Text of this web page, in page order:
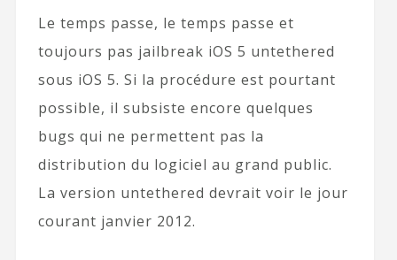
Le temps passe, le temps passe et
toujours pas jailbreak iOS 5 untethered
sous iOS 5. Si la procédure est pourtant
possible, il subsiste encore quelques
bugs qui ne permettent pas la
distribution du logiciel au grand public.
La version untethered devrait voir le jour
courant janvier 2012.